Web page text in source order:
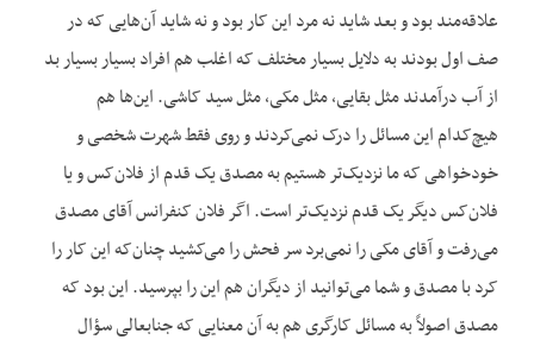
علاقه‌مند بود و بعد شاید نه مرد این کار بود و نه شاید آن‌هایی که در
صف اول بودند به دلایل بسیار مختلف که اغلب هم افراد بسیار بسیار بد
از آب درآمدند مثل بقایی، مثل مکی، مثل سید کاشی. این‌ها هم
هیچ‌کدام این مسائل را درک نمی‌کردند و روی فقط شهرت شخصی و
خودخواهی که ما نزدیک‌تر هستیم به مصدق یک ‌قدم از فلان‌کس و یا
فلان‌کس دیگر یک قدم نزدیک‌تر است. اگر فلان کنفرانس آقای مصدق
می‌رفت و آقای مکی را نمی‌برد سر فحش را می‌کشید چنان‌که این کار را
کرد با مصدق و شما می‌توانید از دیگران هم این را بپرسید. این بود که
مصدق اصولاً به مسائل کارگری هم به آن معنایی که جنابعالی سؤال